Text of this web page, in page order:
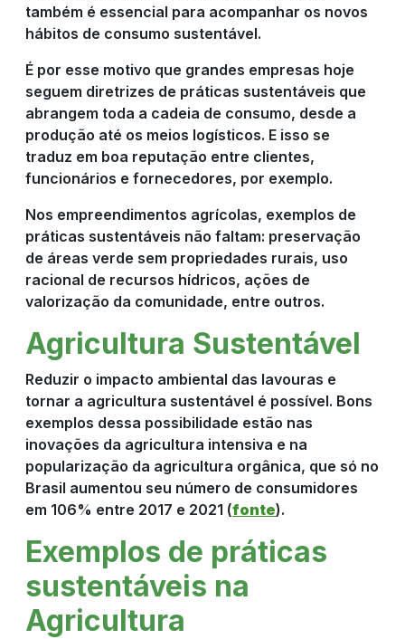
NOTÍCIAS
COMPRE
AGORA
também é essencial para acompanhar os novos
hábitos de consumo sustentável.
É por esse motivo que grandes empresas hoje
seguem diretrizes de práticas sustentáveis que
abrangem toda a cadeia de consumo, desde a
produção até os meios logísticos. E isso se
traduz em boa reputação entre clientes,
funcionários e fornecedores, por exemplo.
Nos empreendimentos agrícolas, exemplos de
práticas sustentáveis não faltam: preservação
de áreas verde sem propriedades rurais, uso
racional de recursos hídricos, ações de
valorização da comunidade, entre outros.
Agricultura Sustentável
Reduzir o impacto ambiental das lavouras e
tornar a agricultura sustentável é possível. Bons
exemplos dessa possibilidade estão nas
inovações da agricultura intensiva e na
popularização da agricultura orgânica, que só no
Brasil aumentou seu número de consumidores
em 106% entre 2017 e 2021 (fonte).
Exemplos de práticas
sustentáveis na
Agricultura